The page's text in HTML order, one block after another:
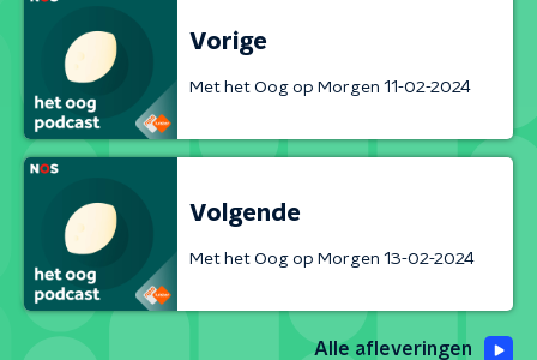
Vorige
Met het Oog op Morgen 11-02-2024
Volgende
Met het Oog op Morgen 13-02-2024
Alle afleveringen